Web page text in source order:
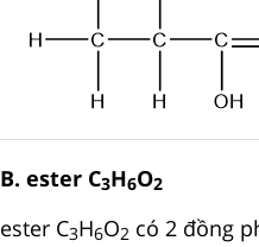
B. ester C3H6O2
ester C3H6O2 có 2 đồng